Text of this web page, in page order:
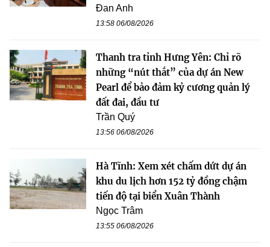
Đan Anh
13:58 06/08/2026
Thanh tra tỉnh Hưng Yên: Chỉ rõ
những “nút thắt” của dự án New
Pearl để bảo đảm kỷ cương quản lý
đất đai, đầu tư
Trần Quý
13:56 06/08/2026
Hà Tĩnh: Xem xét chấm dứt dự án
khu du lịch hơn 152 tỷ đồng chậm
tiến độ tại biển Xuân Thành
Ngọc Trâm
13:55 06/08/2026